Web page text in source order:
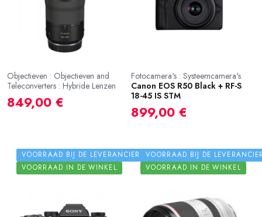
Objectieven : Objectieven and
Teleconverters : Hybride Lenzen
849,00 €
Fotocamera's : Systeemcamera's
Canon EOS R50 Black + RF-S
18-45 IS STM
899,00 €
VOORRAAD BIJ DE LEVERANCIER
VOORRAAD IN DE WINKEL
VOORRAAD BIJ DE
VOORRAAD IN DE WINKEL